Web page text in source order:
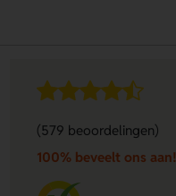
(579 beoordelingen)
100% beveelt ons aan!